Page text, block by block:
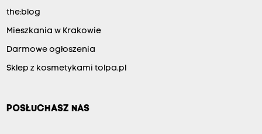
the:blog
Mieszkania w Krakowie
Darmowe ogłoszenia
Sklep z kosmetykami tolpa.pl
POSŁUCHASZ NAS